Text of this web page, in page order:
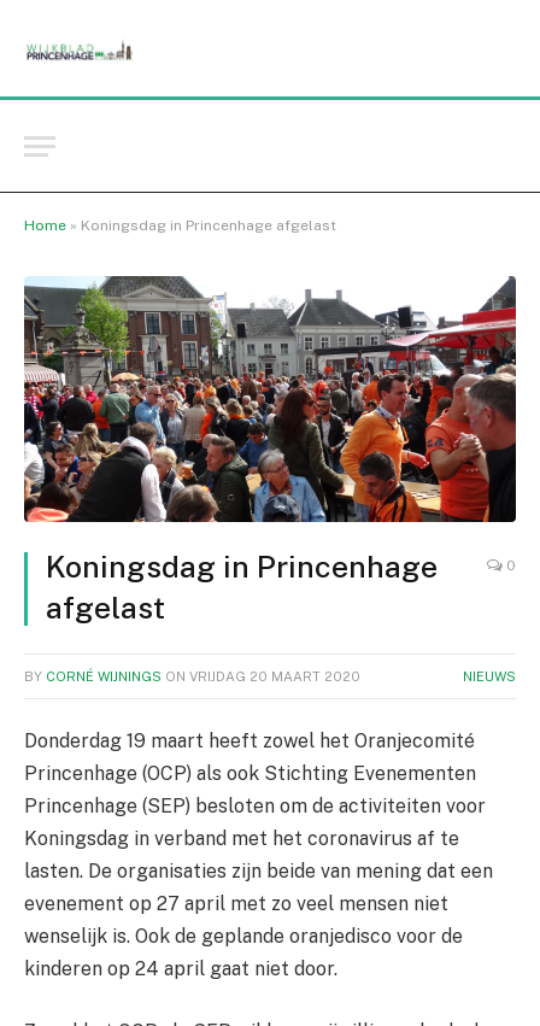
Home » Koningsdag in Princenhage afgelast
Koningsdag in Princenhage
afgelast
0
BY CORNÉ WIJNINGS ON VRIJDAG 20 MAART 2020 NIEUWS
Donderdag 19 maart heeft zowel het Oranjecomité
Princenhage (OCP) als ook Stichting Evenementen
Princenhage (SEP) besloten om de activiteiten voor
Koningsdag in verband met het coronavirus af te
lasten. De organisaties zijn beide van mening dat een
evenement op 27 april met zo veel mensen niet
wenselijk is. Ook de geplande oranjedisco voor de
kinderen op 24 april gaat niet door.